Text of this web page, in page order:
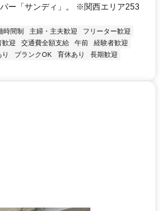
ー「サンディ」。 ※関西エリア253
時間制 主婦・主夫歓迎
フリーター歓迎
歓迎 交通費全額支給 午前
経験者歓迎
り ブランクOK 育休あり
長期歓迎